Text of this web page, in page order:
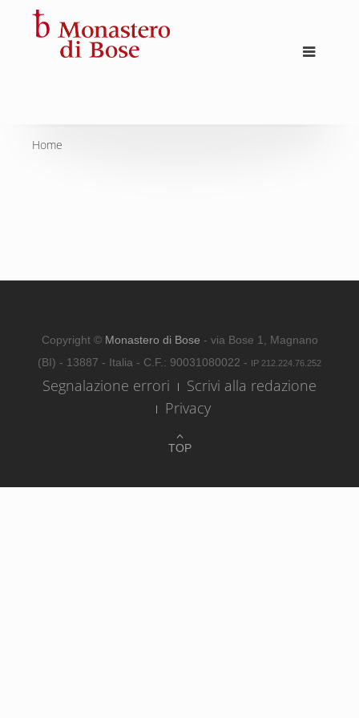
Home
TOP
Copyright © Monastero di Bose - via Bose 1, Magnano
(BI) - 13887 - Italia - C.F.: 90031080022 - IP 212.224.76.252
Segnalazione errori
Scrivi alla redazione
Privacy